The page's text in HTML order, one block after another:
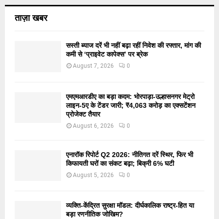
ताज़ा खबर
सस्ती ब्याज दरें भी नहीं बढ़ा रहीं निवेश की रफ्तार, मांग की
कमी से ‘प्राइवेट कापेक्स’ पर ब्रेक
August 7, 2026 0
एमएमआरडीए का बड़ा कदम: भोरपाड़ा-उल्हासनगर मेट्रो
लाइन-5ए के टेंडर जारी; ₹4,063 करोड़ का एक्सटेंशन
प्रोजेक्ट तैयार
August 6, 2026 0
एनारॉक रिपोर्ट Q2 2026: नीतिगत दरें स्थिर, फिर भी
किफायती घरों का संकट बढ़ा; बिक्री 6% घटी
August 5, 2026 0
व्यक्ति-केंद्रित सुरक्षा मॉडल: दीर्घकालिक राष्ट्र-हित या
बड़ा रणनीतिक जोखिम?